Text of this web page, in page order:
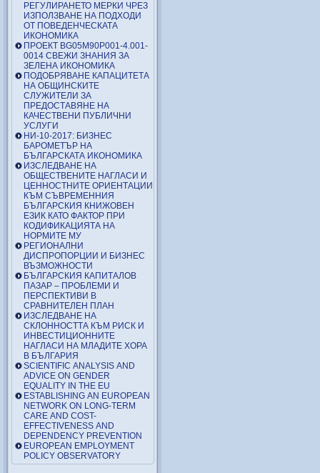
РЕГУЛИРАНЕТО МЕРКИ ЧРЕЗ
ИЗПОЛЗВАНЕ НА ПОДХОДИ
ОТ ПОВЕДЕНЧЕСКАТА
ИКОНОМИКА
ПРОЕКТ BG05M90P001-4.001-
0014 СВЕЖИ ЗНАНИЯ ЗА
ЗЕЛЕНА ИКОНОМИКА
ПОДОБРЯВАНЕ КАПАЦИТЕТА
НА ОБЩИНСКИТЕ
СЛУЖИТЕЛИ ЗА
ПРЕДОСТАВЯНЕ НА
КАЧЕСТВЕНИ ПУБЛИЧНИ
УСЛУГИ
НИ-10-2017: БИЗНЕС
БАРОМЕТЪР НА
БЪЛГАРСКАТА ИКОНОМИКА
ИЗСЛЕДВАНЕ НА
ОБЩЕСТВЕНИТЕ НАГЛАСИ И
ЦЕННОСТНИТЕ ОРИЕНТАЦИИ
КЪМ СЪВРЕМЕННИЯ
БЪЛГАРСКИЯ КНИЖОВЕН
ЕЗИК КАТО ФАКТОР ПРИ
КОДИФИКАЦИЯТА НА
НОРМИТЕ МУ
РЕГИОНАЛНИ
ДИСПРОПОРЦИИ И БИЗНЕС
ВЪЗМОЖНОСТИ
БЪЛГАРСКИЯ КАПИТАЛОВ
ПАЗАР – ПРОБЛЕМИ И
ПЕРСПЕКТИВИ В
СРАВНИТЕЛЕН ПЛАН
ИЗСЛЕДВАНЕ НА
СКЛОННОСТТА КЪМ РИСК И
ИНВЕСТИЦИОННИТЕ
НАГЛАСИ НА МЛАДИТЕ ХОРА
В БЪЛГАРИЯ
SCIENTIFIC ANALYSIS AND
ADVICE ON GENDER
EQUALITY IN THE EU
ESTABLISHING AN EUROPEAN
NETWORK ON LONG-TERM
CARE AND COST-
EFFECTIVENESS AND
DEPENDENCY PREVENTION
EUROPEAN EMPLOYMENT
POLICY OBSERVATORY